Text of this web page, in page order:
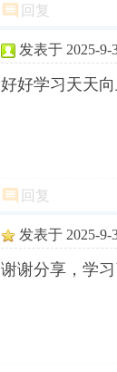
回复
发表于 2025-9-
好好学习天天
回复
发表于 2025-9-
谢谢分享，学习